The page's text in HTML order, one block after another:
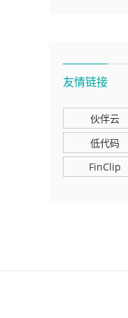
友情链接
伙伴云
低代码
FinClip